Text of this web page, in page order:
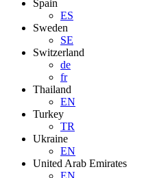
Spain
ES
Sweden
SE
Switzerland
de
fr
Thailand
EN
Turkey
TR
Ukraine
EN
United Arab Emirates
EN